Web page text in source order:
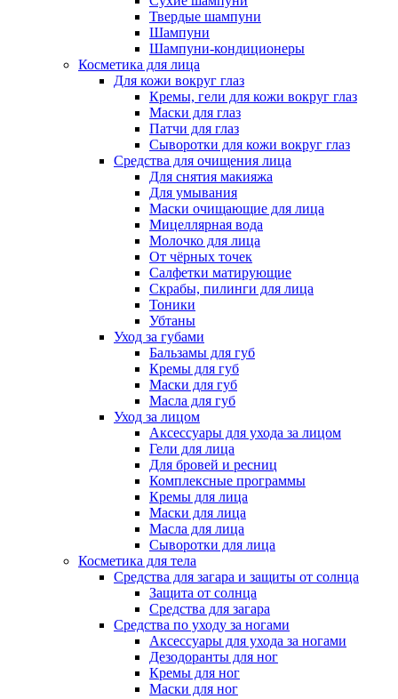
Твердые шампуни
Шампуни
Шампуни-кондиционеры
Косметика для лица
Для кожи вокруг глаз
Кремы, гели для кожи вокруг глаз
Маски для глаз
Патчи для глаз
Сыворотки для кожи вокруг глаз
Средства для очищения лица
Для снятия макияжа
Для умывания
Маски очищающие для лица
Мицеллярная вода
Молочко для лица
От чёрных точек
Салфетки матирующие
Скрабы, пилинги для лица
Тоники
Убтаны
Уход за губами
Бальзамы для губ
Кремы для губ
Маски для губ
Масла для губ
Уход за лицом
Аксессуары для ухода за лицом
Гели для лица
Для бровей и ресниц
Комплексные программы
Кремы для лица
Маски для лица
Масла для лица
Сыворотки для лица
Косметика для тела
Средства для загара и защиты от солнца
Защита от солнца
Средства для загара
Средства по уходу за ногами
Аксессуары для ухода за ногами
Дезодоранты для ног
Кремы для ног
Маски для ног